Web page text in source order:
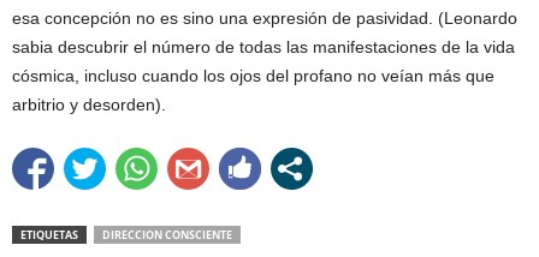
esa concepción no es sino una expresión de pasividad. (Leonardo
sabia descubrir el número de todas las manifestaciones de la vida
cósmica, incluso cuando los ojos del profano no veían más que
arbitrio y desorden).
ETIQUETAS DIRECCION CONSCIENTE